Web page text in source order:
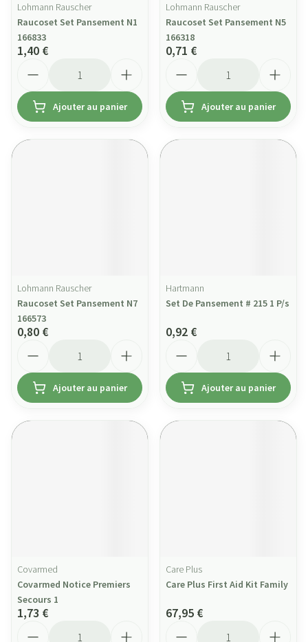
Lohmann Rauscher
Raucoset Set Pansement N1
166833
1,40 €
Ajouter au panier
Lohmann Rauscher
Raucoset Set Pansement N5
166318
0,71 €
Ajouter au panier
Lohmann Rauscher
Raucoset Set Pansement N7
166573
0,80 €
Ajouter au panier
Hartmann
Set De Pansement # 215 1 P/s
0,92 €
Ajouter au panier
Covarmed
Covarmed Notice Premiers
Secours 1
1,73 €
Care Plus
Care Plus First Aid Kit Family
67,95 €